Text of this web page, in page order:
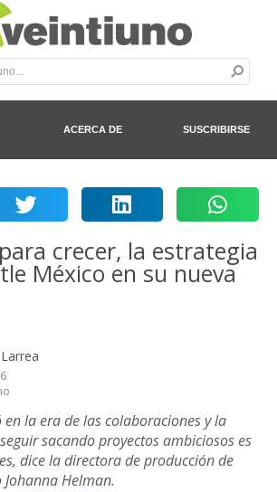
ACERCA DE SUSCRIBIRSE
crecer, la estrategia
México en su nueva
la era de las colaboraciones y la
sacando proyectos ambiciosos es
dice la directora de producción de
Helman.